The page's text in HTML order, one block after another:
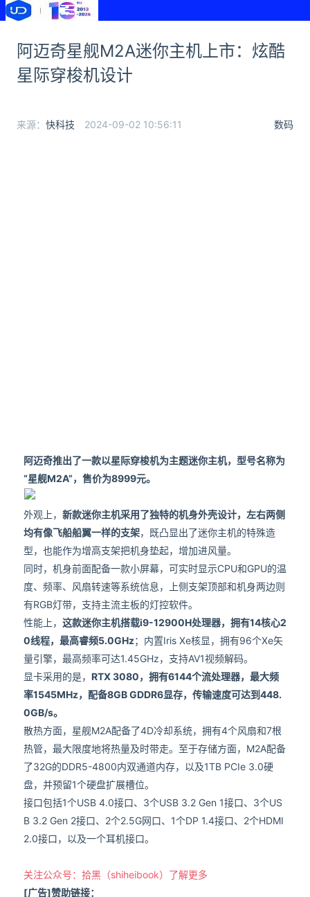
阿迈奇星舰M2A迷你主机上市：炫酷
星际穿梭机设计
数码
来源： 快科技 2024-09-02 10:56:11
阿迈奇推出了一款以星际穿梭机为主题迷你主机，型号名称为
“星舰M2A”，售价为8999元。
外观上， 新款迷你主机采用了独特的机身外壳设计，左右两侧
均有像飞船船翼一样的支架，既凸显出了迷你主机的特殊造
型，也能作为增高支架把机身垫起，增加进风量。
同时，机身前面配备一款小屏幕，可实时显示CPU和GPU的温
度、频率、风扇转速等系统信息，上侧支架顶部和机身两边则
有RGB灯带，支持主流主板的灯控软件。
性能上， 这款迷你主机搭载i9-12900H处理器，拥有14核心2
0线程，最高睿频5.0GHz；内置Iris Xe核显，拥有96个Xe矢
量引擎，最高频率可达1.45GHz，支持AV1视频解码。
显卡采用的是， RTX 3080，拥有6144个流处理器，最大频
率1545MHz，配备8GB GDDR6显存，传输速度可达到448.
0GB/s。
散热方面，星舰M2A配备了4D冷却系统，拥有4个风扇和7根
热管，最大限度地将热量及时带走。至于存储方面，M2A配备
了32G的DDR5-4800内双通道内存，以及1TB PCIe 3.0硬
盘，并预留1个硬盘扩展槽位。
接口包括1个USB 4.0接口、3个USB 3.2 Gen 1接口、3个US
B 3.2 Gen 2接口、2个2.5G网口、1个DP 1.4接口、2个HDMI
2.0接口，以及一个耳机接口。
关注公众号：拾黑（shiheibook）了解更多
[广告]赞助链接：